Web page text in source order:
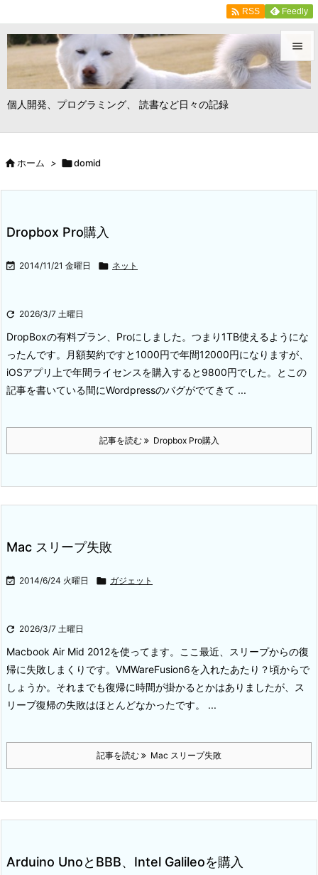
個人開発、プログラミング、 読書など日々の記録


メニュ
 RSS Feedly
ホーム > domid
Dropbox Pro購入
 2014/11/21 金曜日  ネット
 2026/3/7 土曜日
DropBoxの有料プラン、Proにしました。 つまり1TB使えるようにな
ったんです。
月額契約ですと1000円で年間12000円になりますが、
iOSアプリ上で年間ライセンスを購入すると9800円でした。
とこの
記事を書いている間にWordpressのバグがでてきて ...
記事を読む Dropbox Pro購入
Mac スリープ失敗
 2014/6/24 火曜日  ガジェット
 2026/3/7 土曜日
Macbook Air Mid 2012を使ってます。
ここ最近、スリープからの復
帰に失敗しまくりです。 VMWareFusion6を入れたあたり？頃からで
しょうか。 それまでも復帰に時間が掛かるとかはありましたが、ス
リープ復帰の失敗はほとんどなかったです。 ...
記事を読む Mac スリープ失敗
Arduino UnoとBBB、Intel Galileoを購入